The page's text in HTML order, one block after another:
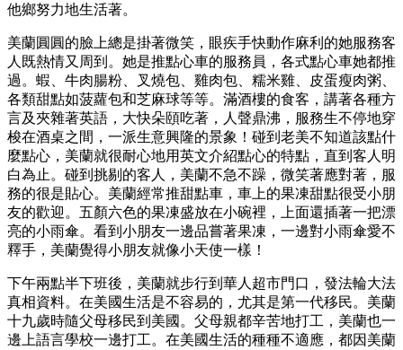
他鄉努力地生活著。
美蘭圓圓的臉上總是掛著微笑，眼疾手快動作麻利的她服務客
人既熱情又周到。她是推點心車的服務員，各式點心車她都推
過。蝦、牛肉腸粉、叉燒包、雞肉包、糯米雞、皮蛋瘦肉粥、
各類甜點如菠蘿包和芝麻球等等。滿酒樓的食客，講著各種方
言及夾雜著英語，大快朵頤吃著，人聲鼎沸，服務生不停地穿
梭在酒桌之間，一派生意興隆的景象！碰到老美不知道該點什
麼點心，美蘭就很耐心地用英文介紹點心的特點，直到客人明
白為止。碰到挑剔的客人，美蘭不急不躁，微笑著應對著，服
務的很是貼心。美蘭經常推甜點車，車上的果凍甜點很受小朋
友的歡迎。五顏六色的果凍盛放在小碗裡，上面還插著一把漂
亮的小雨傘。看到小朋友一邊品嘗著果凍，一邊對小雨傘愛不
釋手，美蘭覺得小朋友就像小天使一樣！
下午兩點半下班後，美蘭就步行到華人超市門口，發法輪大法
真相資料。在美國生活是不容易的，尤其是第一代移民。美蘭
十九歲時隨父母移民到美國。父母親都辛苦地打工，美蘭也一
邊上語言學校一邊打工。在美國生活的種種不適應，都因美蘭